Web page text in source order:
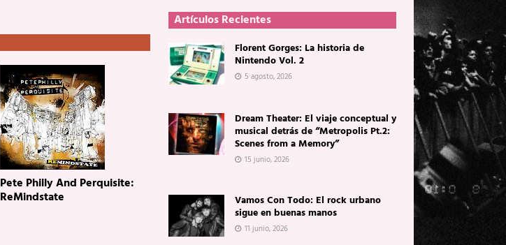
Pete Philly And Perquisite:
ReMindstate
Artículos Recientes
Florent Gorges: La historia de
Nintendo Vol. 2
5 agosto, 2026
Dream Theater: El viaje conceptual y
musical detrás de “Metropolis Pt.2:
Scenes from a Memory”
15 junio, 2026
Vamos Con Todo: El rock urbano
sigue en buenas manos
11 junio, 2026